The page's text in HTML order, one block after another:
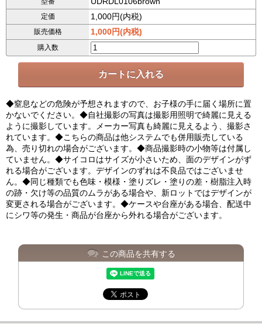
定価 1,000円(内税)
販売価格 1,000円(内税)
購入数
◆窒息などの危険が予想されますので、お子様の手に届く場所に置
かないでください。◆自社撮影の写真は撮影用照明で綺麗に見える
ように撮影しています。メーカー写真も綺麗に見えるよう、撮影さ
れています。◆こちらの商品は他システムでも併用販売している
為、売り切れの場合がございます。◆商品撮影時の小物等は付属し
ていません。◆サイコロはサイズが小さいため、面のデザインがず
れる場合がございます。デザインのずれは不良品ではございませ
ん。◆同じ種類でも色味・模様・塗りズレ・塗りの差・樹脂注入時
の跡・欠け等の品質のムラがある場合や、新ロットではデザインが
変更される場合がございます。◆ケースや台座がある場合、配送中
にシワ等の発生・商品が台座から外れる場合がございます。
この商品を共有する